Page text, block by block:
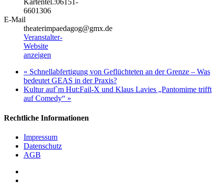
Kartentel.:06151-
6601306
E-Mail
theaterimpaedagog@gmx.de
Veranstalter-
Website
anzeigen
« Schnellabfertigung von Geflüchteten an der Grenze – Was
bedeutet GEAS in der Praxis?
Kultur auf`m Hut:Fail-X und Klaus Lavies „Pantomime trifft
auf Comedy“ »
Rechtliche Informationen
Impressum
Datenschutz
AGB